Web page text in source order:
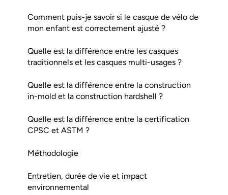
Comment puis-je savoir si le casque de vélo de
mon enfant est correctement ajusté ?
Quelle est la différence entre les casques
traditionnels et les casques multi-usages ?
Quelle est la différence entre la construction
in-mold et la construction hardshell ?
Quelle est la différence entre la certification
CPSC et ASTM ?
Méthodologie
Entretien, durée de vie et impact
environnemental